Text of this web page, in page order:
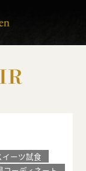
ーツ試食